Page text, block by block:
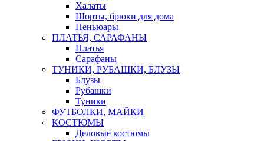
Халаты
Шорты, брюки для дома
Пеньюары
ПЛАТЬЯ, САРАФАНЫ
Платья
Сарафаны
ТУНИКИ, РУБАШКИ, БЛУЗЫ
Блузы
Рубашки
Туники
ФУТБОЛКИ, МАЙКИ
КОСТЮМЫ
Деловые костюмы